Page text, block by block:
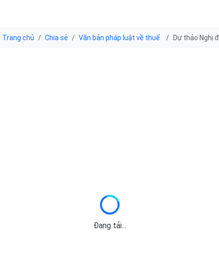
Trang chủ Chia sẻ Văn bản pháp luật về thuế Dự thảo Nghị
Đang tải...